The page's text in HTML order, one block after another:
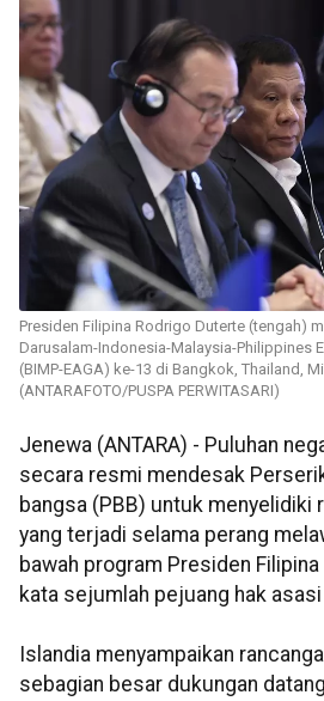
Presiden Filipina Rodrigo Duterte (tengah)
Darusalam-Indonesia-Malaysia-Philippines
(BIMP-EAGA) ke-13 di Bangkok, Thailand,
(ANTARAFOTO/PUSPA PERWITASARI)
Jenewa (ANTARA) - Puluhan
secara resmi mendesak
bangsa (PBB) untuk menyelidiki
yang terjadi selama perang
bawah program Presiden
kata sejumlah pejuang hak
Islandia menyampaikan
sebagian besar dukungan